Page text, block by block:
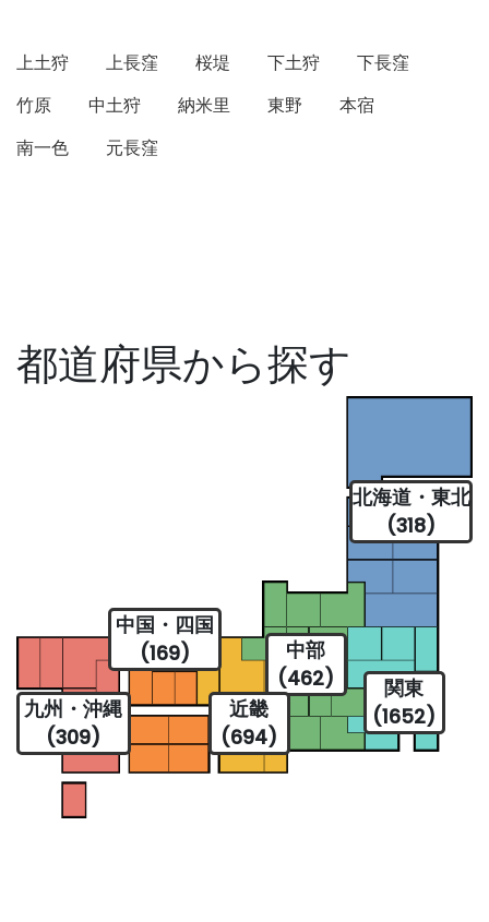
上土狩 上長窪 桜堤 下土狩
下長窪
竹原
中土狩 納米里 東野
本宿
南一色
元長窪
都道府県から探す
北海道・東北
(318)
関東
(1652)
中部
(462)
近畿
(694)
中国・四国
(169)
九州・沖縄
(309)